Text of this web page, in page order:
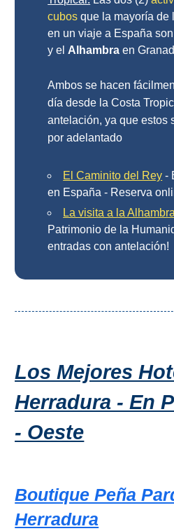
El Torcal de Antequera
Parqe AquaTropic
MEJORES
ALOJARSE
Top Hoteles
LOS
➜
GRANADA
cubos que la mayoría de
en un viaje a España
y el Alhambra en
Ambos se hacen
día desde la Costa
antelación, ya que estos
por adelantado
El Caminito del Rey -
en España - Reserva
La visita a la
Patrimonio de la
entradas con antelación!
Los Mejores
Herradura - En
- Oeste
Boutique Peña
Herradura